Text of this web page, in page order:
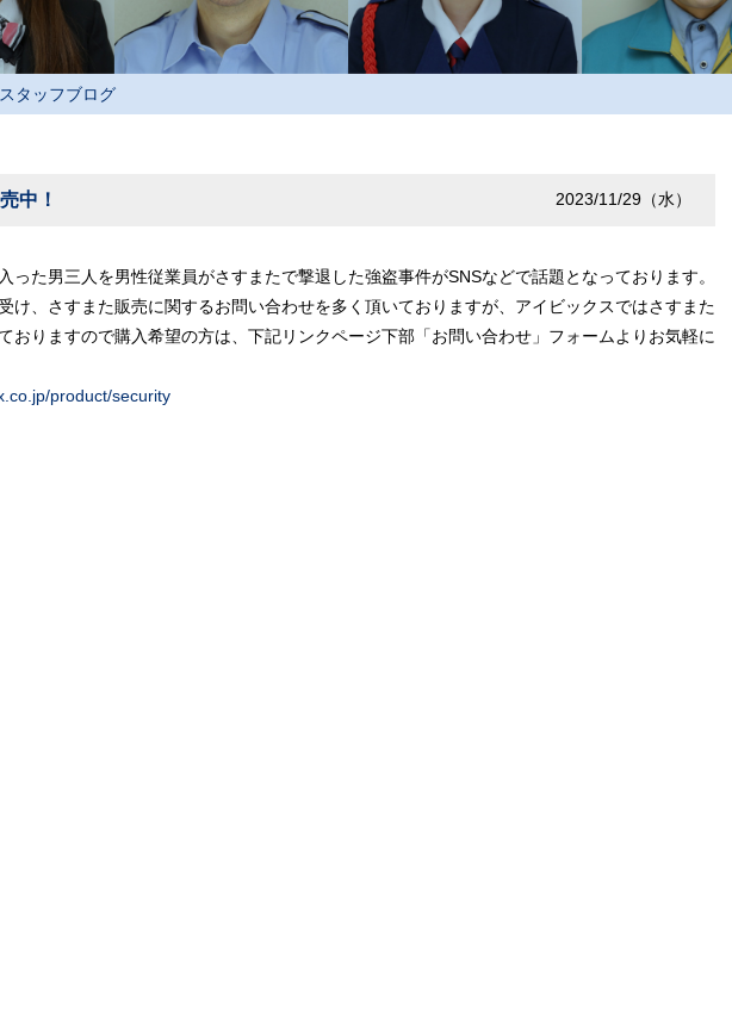
スタッフブログ
中！ 2023/11/29（水）
った男三人を男性従業員がさすまたで撃退した強盗事件がSNSなどで話題となっております。
け、さすまた販売に関するお問い合わせを多く頂いておりますが、アイビックスではさすまた
おりますので購入希望の方は、下記リンクページ下部「お問い合わせ」フォームよりお気軽に
product/security